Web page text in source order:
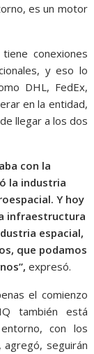
es un motor
conexiones
y eso lo
DHL, FedEx,
en la entidad,
llegar a los dos
con la
la industria
Y hoy
infraestructura
espacial,
que podamos
expresó.
el comienzo
también está
con los
agregó, seguirán